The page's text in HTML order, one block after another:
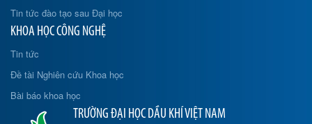
Tin tức đào tạo sau Đại học
KHOA HỌC CÔNG NGHỆ
Tin tức
Đề tài Nghiên cứu Khoa học
Bài báo khoa học
TRƯỜNG ĐẠI HỌC DẦU KHÍ VIỆT NAM